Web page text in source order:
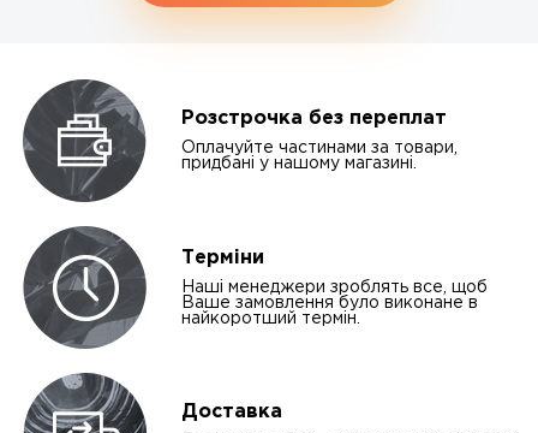
Розстрочка без переплат
Оплачуйте частинами за товари,
придбані у нашому магазині.
Терміни
Наші менеджери зроблять все, щоб
Ваше замовлення було виконане в
найкоротший термін.
Доставка